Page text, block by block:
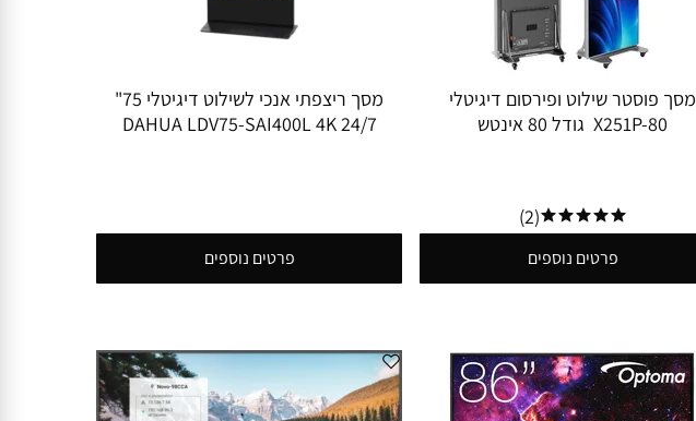
מסך פוסטר שילוט ופירסום דיגיטלי
X251P-80 גודל 80 אינטש
(2)
פרטים נוספים
מסך ריצפתי אנכי לשילוט דיגיטלי 75"
24/7 DAHUA LDV75-SAI400L 4K
פרטים נוספים